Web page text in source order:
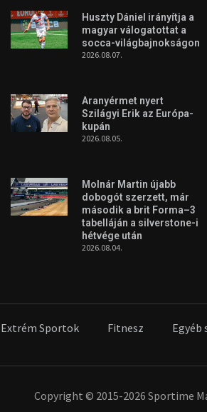
Huszty Dániel irányítja a
magyar válogatottat a
socca-világbajnokságon
2026.08.07.
Aranyérmet nyert
Szilágyi Erik az Európa-
kupán
2026.08.05.
Molnár Martin újabb
dobogót szerzett, már
második a brit Forma–3
tabelláján a silverstone-i
hétvége után
2026.08.04.
Extrém Sportok Fitnesz Egyéb
Copyright © 2015-2026 Sportime